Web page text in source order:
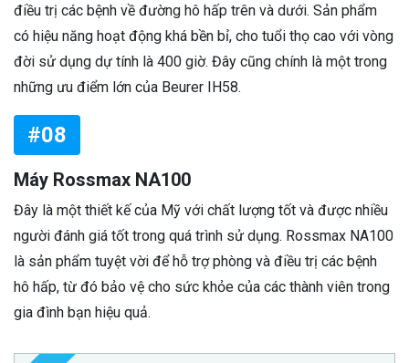
điều trị các bệnh về đường hô hấp trên và dưới. Sản phẩm
có hiệu năng hoạt động khá bền bỉ, cho tuổi thọ cao với vòng
đời sử dụng dự tính là 400 giờ. Đây cũng chính là một trong
những ưu điểm lớn của Beurer IH58.
#08
Máy Rossmax NA100
Đây là một thiết kế của Mỹ với chất lượng tốt và được nhiều
người đánh giá tốt trong quá trình sử dụng. Rossmax NA100
là sản phẩm tuyệt vời để hỗ trợ phòng và điều trị các bệnh
hô hấp, từ đó bảo vệ cho sức khỏe của các thành viên trong
gia đình bạn hiệu quả.